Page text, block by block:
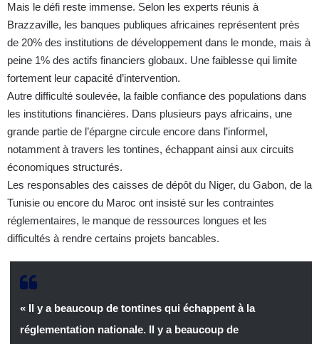
Mais le défi reste immense. Selon les experts réunis à
Brazzaville, les banques publiques africaines représentent près
de 20% des institutions de développement dans le monde, mais à
peine 1% des actifs financiers globaux. Une faiblesse qui limite
fortement leur capacité d’intervention.
Autre difficulté soulevée, la faible confiance des populations dans
les institutions financières. Dans plusieurs pays africains, une
grande partie de l’épargne circule encore dans l’informel,
notamment à travers les tontines, échappant ainsi aux circuits
économiques structurés.
Les responsables des caisses de dépôt du Niger, du Gabon, de la
Tunisie ou encore du Maroc ont insisté sur les contraintes
réglementaires, le manque de ressources longues et les
difficultés à rendre certains projets bancables.
« Il y a beaucoup de tontines qui échappent à la
réglementation nationale. Il y a beaucoup de